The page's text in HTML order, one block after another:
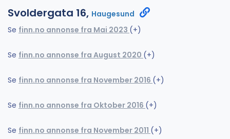
Svoldergata 16, Haugesund
Se finn.no annonse fra Mai 2023 (+)
Se finn.no annonse fra August 2020 (+)
Se finn.no annonse fra November 2016 (+)
Se finn.no annonse fra Oktober 2016 (+)
Se finn.no annonse fra November 2011 (+)